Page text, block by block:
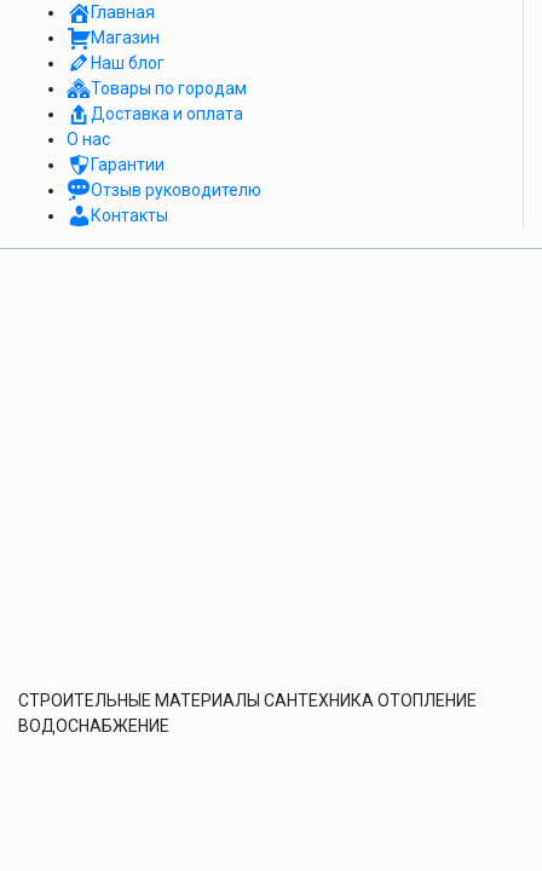
Главная
Магазин
Наш блог
Товары по городам
Доставка и оплата
О нас
Гарантии
Отзыв руководителю
Контакты
СТРОИТЕЛЬНЫЕ МАТЕРИАЛЫ САНТЕХНИКА ОТОПЛЕНИЕ
ВОДОСНАБЖЕНИЕ